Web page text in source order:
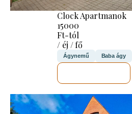
Clock Apartmanok
15000
Ft-tól
/ éj / fő
Ágynemű Baba ágy